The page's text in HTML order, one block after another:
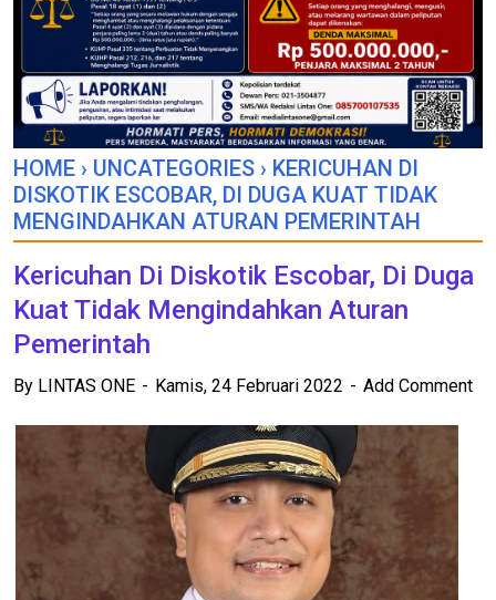
HOME › UNCATEGORIES › KERICUHAN DI
DISKOTIK ESCOBAR, DI DUGA KUAT TIDAK
MENGINDAHKAN ATURAN PEMERINTAH
Kericuhan Di Diskotik Escobar, Di Duga
Kuat Tidak Mengindahkan Aturan
Pemerintah
By LINTAS ONE Kamis, 24 Februari 2022 Add Comment